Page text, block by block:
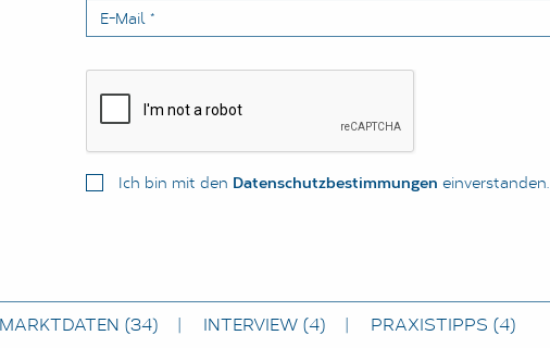
E-Mail *
Ich bin mit den Datenschutzbestimmungen einverstanden.
MARKTDATEN (34) INTERVIEW (4) PRAXISTIPPS (4)